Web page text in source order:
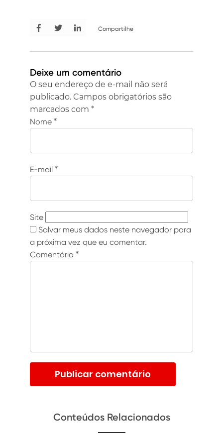
Compartilhe
Deixe um comentário
O seu endereço de e-mail não será
publicado. Campos obrigatórios são
marcados com *
Nome *
E-mail *
Site
Salvar meus dados neste navegador para
a próxima vez que eu comentar.
Comentário *
Conteúdos Relacionados